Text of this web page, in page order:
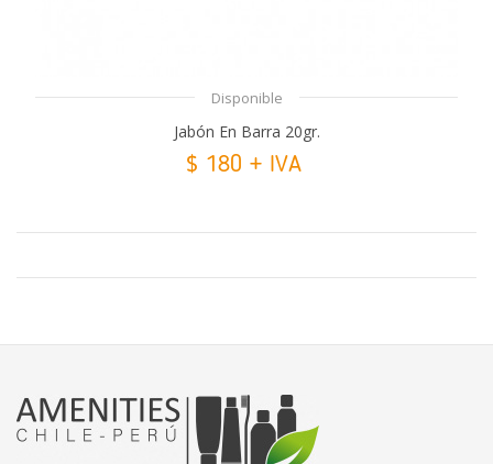
Disponible
Jabón En Barra 20gr.
$ 180 + IVA